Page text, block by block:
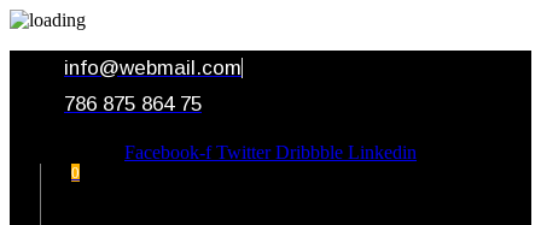
info@webmail.com
786 875 864 75
Facebook-f Twitter Dribbble Linkedin
0